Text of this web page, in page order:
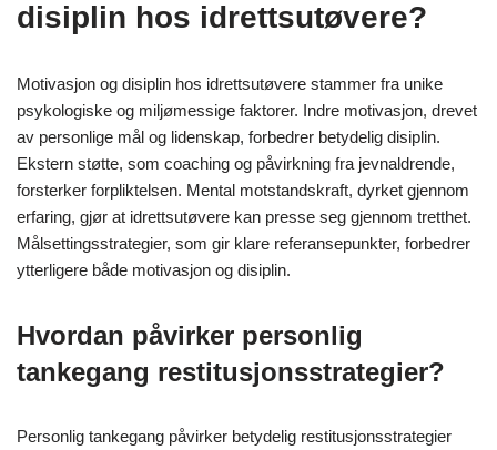
disiplin hos idrettsutøvere?
Motivasjon og disiplin hos idrettsutøvere stammer fra unike
psykologiske og miljømessige faktorer. Indre motivasjon, drevet
av personlige mål og lidenskap, forbedrer betydelig disiplin.
Ekstern støtte, som coaching og påvirkning fra jevnaldrende,
forsterker forpliktelsen. Mental motstandskraft, dyrket gjennom
erfaring, gjør at idrettsutøvere kan presse seg gjennom tretthet.
Målsettingsstrategier, som gir klare referansepunkter, forbedrer
ytterligere både motivasjon og disiplin.
Hvordan påvirker personlig
tankegang restitusjonsstrategier?
Personlig tankegang påvirker betydelig restitusjonsstrategier